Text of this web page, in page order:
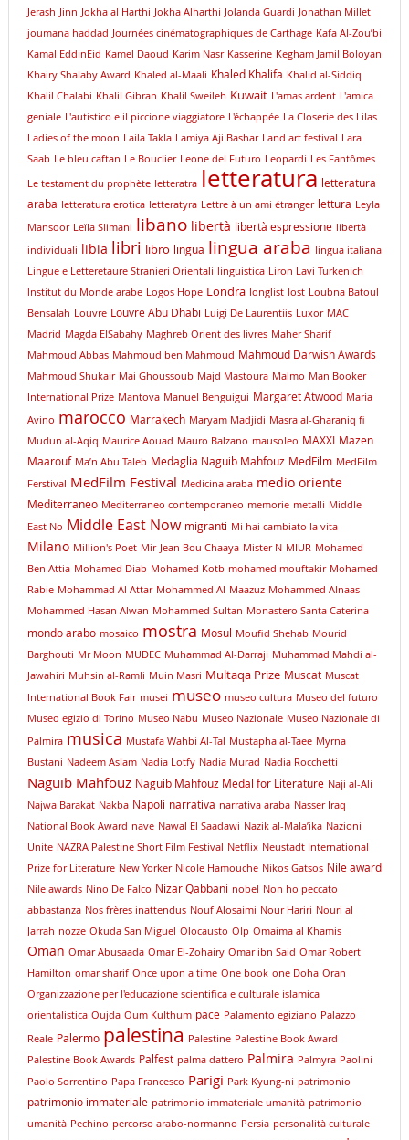
Jerash Jinn Jokha al Harthi Jokha Alharthi Jolanda Guardi Jonathan Millet
joumana haddad Journées cinématographiques de Carthage Kafa Al-Zou’bi
Kamal EddinEid Kamel Daoud Karim Nasr Kasserine Kegham Jamil Boloyan
Khairy Shalaby Award Khaled al-Maali Khaled Khalifa Khalid al-Siddiq
Khalil Chalabi Khalil Gibran Khalil Sweileh Kuwait L'amas ardent L'amica
geniale L'autistico e il piccione viaggiatore L'échappée La Closerie des Lilas
Ladies of the moon Laila Takla Lamiya Aji Bashar Land art festival Lara
Saab Le bleu caftan Le Bouclier Leone del Futuro Leopardi Les Fantômes
Le testament du prophète letteratra letteratura letteratura
araba letteratura erotica letteratyra Lettre à un ami étranger lettura Leyla
Mansoor Leïla Slimani libano libertà libertà espressione libertà
individuali libia libri libro lingua lingua araba lingua italiana
Lingue e Letteretaure Stranieri Orientali linguistica Liron Lavi Turkenich
lnstitut du Monde arabe Logos Hope Londra longlist lost Loubna Batoul
Bensalah Louvre Louvre Abu Dhabi Luigi De Laurentiis Luxor MAC
Madrid Magda ElSabahy Maghreb Orient des livres Maher Sharif
Mahmoud Abbas Mahmoud ben Mahmoud Mahmoud Darwish Awards
Mahmoud Shukair Mai Ghoussoub Majd Mastoura Malmo Man Booker
International Prize Mantova Manuel Benguigui Margaret Atwood Maria
Avino marocco Marrakech Maryam Madjidi Masra al-Gharaniq fi
Mudun al-Aqiq Maurice Aouad Mauro Balzano mausoleo MAXXI Mazen
Maarouf Ma’n Abu Taleb Medaglia Naguib Mahfouz MedFilm MedFilm
Ferstival MedFilm Festival Medicina araba medio oriente
Mediterraneo Mediterraneo contemporaneo memorie metalli Middle
East No Middle East Now migranti Mi hai cambiato la vita
Milano Million's Poet Mir-Jean Bou Chaaya Mister N MIUR Mohamed
Ben Attia Mohamed Diab Mohamed Kotb mohamed mouftakir Mohamed
Rabie Mohammad Al Attar Mohammed Al-Maazuz Mohammed Alnaas
Mohammed Hasan Alwan Mohammed Sultan Monastero Santa Caterina
mondo arabo mosaico mostra Mosul Moufid Shehab Mourid
Barghouti Mr Moon MUDEC Muhammad Al-Darraji Muhammad Mahdi al-
Jawahiri Muhsin al-Ramli Muin Masri Multaqa Prize Muscat Muscat
International Book Fair musei museo museo cultura Museo del futuro
Museo egizio di Torino Museo Nabu Museo Nazionale Museo Nazionale di
Palmira musica Mustafa Wahbi Al-Tal Mustapha al-Taee Myrna
Bustani Nadeem Aslam Nadia Lotfy Nadia Murad Nadia Rocchetti
Naguib Mahfouz Naguib Mahfouz Medal for Literature Naji al-Ali
Najwa Barakat Nakba Napoli narrativa narrativa araba Nasser Iraq
National Book Award nave Nawal El Saadawi Nazik al-Mala’ika Nazioni
Unite NAZRA Palestine Short Film Festival Netflix Neustadt International
Prize for Literature New Yorker Nicole Hamouche Nikos Gatsos Nile award
Nile awards Nino De Falco Nizar Qabbani nobel Non ho peccato
abbastanza Nos frères inattendus Nouf Alosaimi Nour Hariri Nouri al
Jarrah nozze Okuda San Miguel Olocausto Olp Omaima al Khamis
Oman Omar Abusaada Omar El-Zohairy Omar ibn Said Omar Robert
Hamilton omar sharif Once upon a time One book one Doha Oran
Organizzazione per l'educazione scientifica e culturale islamica
orientalistica Oujda Oum Kulthum pace Palamento egiziano Palazzo
Reale Palermo palestina Palestine Palestine Book Award
Palestine Book Awards Palfest palma dattero Palmira Palmyra Paolini
Paolo Sorrentino Papa Francesco Parigi Park Kyung-ni patrimonio
patrimonio immateriale patrimonio immateriale umanità patrimonio
umanità Pechino percorso arabo-normanno Persia personalità culturale